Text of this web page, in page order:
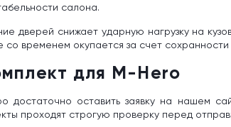
салона.
дверей снижает ударную нагрузку на
временем окупается за счет сохранности
для M-Hero
достаточно оставить заявку на нашем
проходят строгую проверку перед